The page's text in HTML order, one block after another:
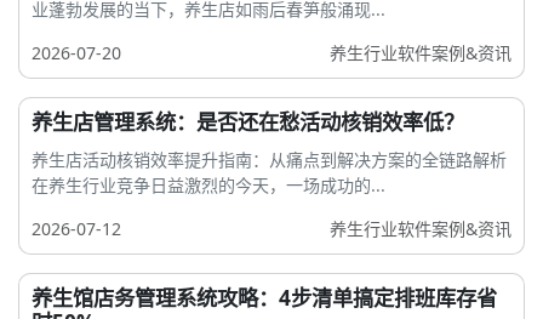
业蓬勃发展的当下，养生店如雨后春笋般涌现...
2026-07-20
养生行业软件案例&资讯
养生店管理系统：是否还在愁活动核销效率低？
养生店活动核销效率提升指南：从痛点到解决方案的全链路解析
在养生行业竞争日益激烈的今天，一场成功的...
2026-07-12
养生行业软件案例&资讯
养生馆店务管理系统攻略：4步清单搞定排班库存省